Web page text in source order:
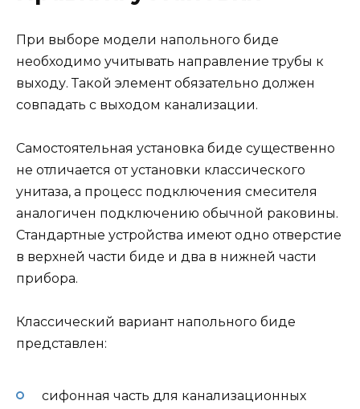
При выборе модели напольного биде
необходимо учитывать направление трубы к
выходу. Такой элемент обязательно должен
совпадать с выходом канализации.
Самостоятельная установка биде существенно
не отличается от установки классического
унитаза, а процесс подключения смесителя
аналогичен подключению обычной раковины.
Стандартные устройства имеют одно отверстие
в верхней части биде и два в нижней части
прибора.
Классический вариант напольного биде
представлен:
сифонная часть для канализационных